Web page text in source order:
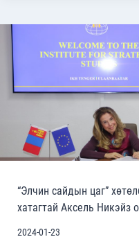
“Элчин сайдын цаг”
хатагтай Аксель Никэйз
2024-01-23